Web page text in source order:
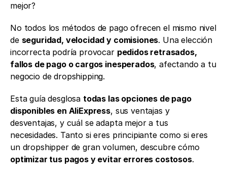
mejor?
No todos los métodos de pago ofrecen el mismo nivel
de seguridad, velocidad y comisiones. Una elección
incorrecta podría provocar pedidos retrasados,
fallos de pago o cargos inesperados, afectando a tu
negocio de dropshipping.
Esta guía desglosa todas las opciones de pago
disponibles en AliExpress, sus ventajas y
desventajas, y cuál se adapta mejor a tus
necesidades. Tanto si eres principiante como si eres
optimizar tus pagos y evitar errores costosos.